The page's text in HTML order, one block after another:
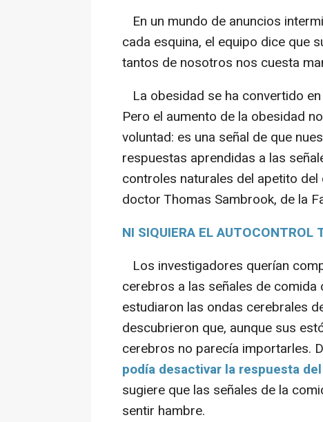
En un mundo de anuncios
cada esquina, el equipo dice que
tantos de nosotros nos cuesta
La obesidad se ha convertido
Pero el aumento de la obesidad
voluntad: es una señal de que
respuestas aprendidas a las
controles naturales del apetito
doctor Thomas Sambrook, de la
NI SIQUIERA EL AUTOCONTROL
Los investigadores querían
cerebros a las señales de
estudiaron las ondas cerebrales
descubrieron que, aunque sus
cerebros no parecía importarles.
podía desactivar la respuesta
sugiere que las señales de la
sentir hambre.